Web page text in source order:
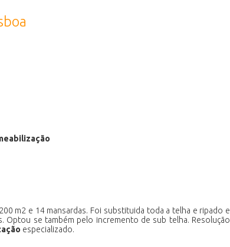
m2 e 14 mansardas. Foi substituida toda a telha e ripado e
se também pelo incremento de sub telha. Resolução
especializado.